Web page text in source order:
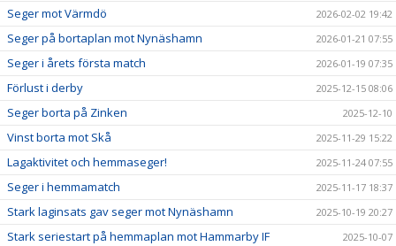
Seger mot Värmdö 2026-02-02 19:42
Seger på bortaplan mot Nynäshamn 2026-01-21 07:55
Seger i årets första match 2026-01-19 07:35
Förlust i derby 2025-12-15 08:06
Seger borta på Zinken 2025-12-10
Vinst borta mot Skå 2025-11-29 15:22
Lagaktivitet och hemmaseger! 2025-11-24 07:55
Seger i hemmamatch 2025-11-17 18:37
Stark laginsats gav seger mot Nynäshamn 2025-10-19 20:27
Stark seriestart på hemmaplan mot Hammarby IF 2025-10-07